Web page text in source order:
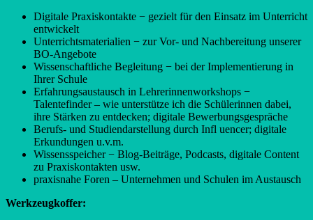
Digitale Praxiskontakte − gezielt für den Einsatz im Unterricht
entwickelt
Unterrichtsmaterialien − zur Vor- und Nachbereitung unserer
BO-Angebote
Wissenschaftliche Begleitung − bei der Implementierung in
Ihrer Schule
Erfahrungsaustausch in Lehrerinnenworkshops −
Talentefinder – wie unterstütze ich die Schülerinnen dabei,
ihre Stärken zu entdecken; digitale Bewerbungsgespräche
Berufs- und Studiendarstellung durch Infl uencer; digitale
Erkundungen u.v.m.
Wissensspeicher − Blog-Beiträge, Podcasts, digitale Content
zu Praxiskontakten usw.
praxisnahe Foren – Unternehmen und Schulen im Austausch
Werkzeugkoffer: